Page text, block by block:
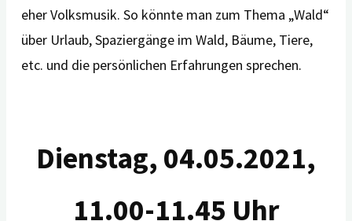
eher Volksmusik. So könnte man zum Thema „Wald“
über Urlaub, Spaziergänge im Wald, Bäume, Tiere,
etc. und die persönlichen Erfahrungen sprechen.
Dienstag, 04.05.2021,
11.00-11.45 Uhr